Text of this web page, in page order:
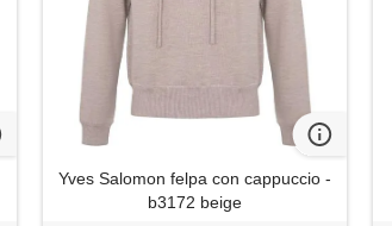
Yves Salomon felpa con cappuccio -
b3172 beige